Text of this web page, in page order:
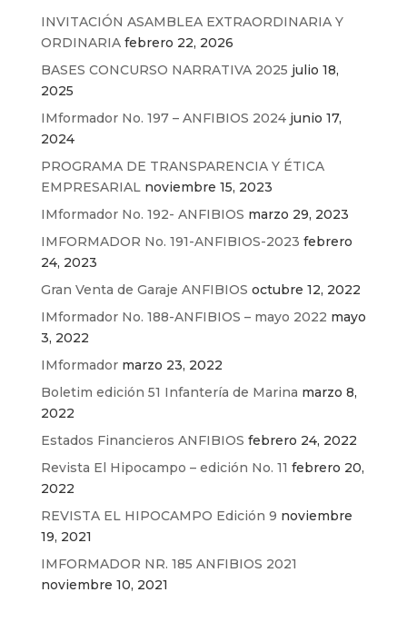
INVITACIÓN ASAMBLEA EXTRAORDINARIA Y
ORDINARIA febrero 22, 2026
BASES CONCURSO NARRATIVA 2025 julio 18,
2025
IMformador No. 197 – ANFIBIOS 2024 junio 17,
2024
PROGRAMA DE TRANSPARENCIA Y ÉTICA
EMPRESARIAL noviembre 15, 2023
IMformador No. 192- ANFIBIOS marzo 29, 2023
IMFORMADOR No. 191-ANFIBIOS-2023 febrero
24, 2023
Gran Venta de Garaje ANFIBIOS octubre 12, 2022
IMformador No. 188-ANFIBIOS – mayo 2022 mayo
3, 2022
IMformador marzo 23, 2022
Boletim edición 51 Infantería de Marina marzo 8,
2022
Estados Financieros ANFIBIOS febrero 24, 2022
Revista El Hipocampo – edición No. 11 febrero 20,
2022
REVISTA EL HIPOCAMPO Edición 9 noviembre
19, 2021
IMFORMADOR NR. 185 ANFIBIOS 2021
noviembre 10, 2021